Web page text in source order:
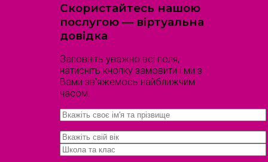
Скористайтесь нашою
послугою — віртуальна
довідка
Заповніть уважно всі поля,
натисніть кнопку замовити і ми з
Вами зв'яжемось найближчим
часом.